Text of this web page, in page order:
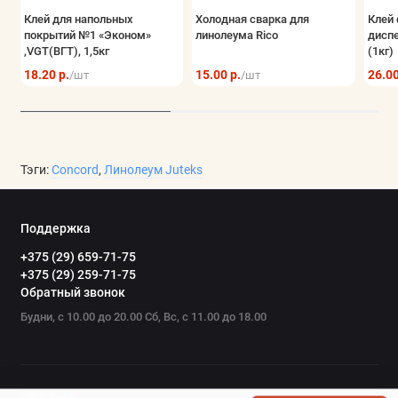
Клей для напольных
покрытий №1 «Эконом»
,VGT(ВГТ), 1,5кг
18.20 р./шт
Холодная сварка для
линолеума Rico
15.00 р./шт
Клей
(1кг)
Тэги:Concord, Линолеум Juteks
Поддержка
+375 (29) 659-71-75
+375 (29) 259-71-75
Обратный звонок
Будни, с 10.00 до 20.00 Сб, Вс, с 11.00 до 18.00